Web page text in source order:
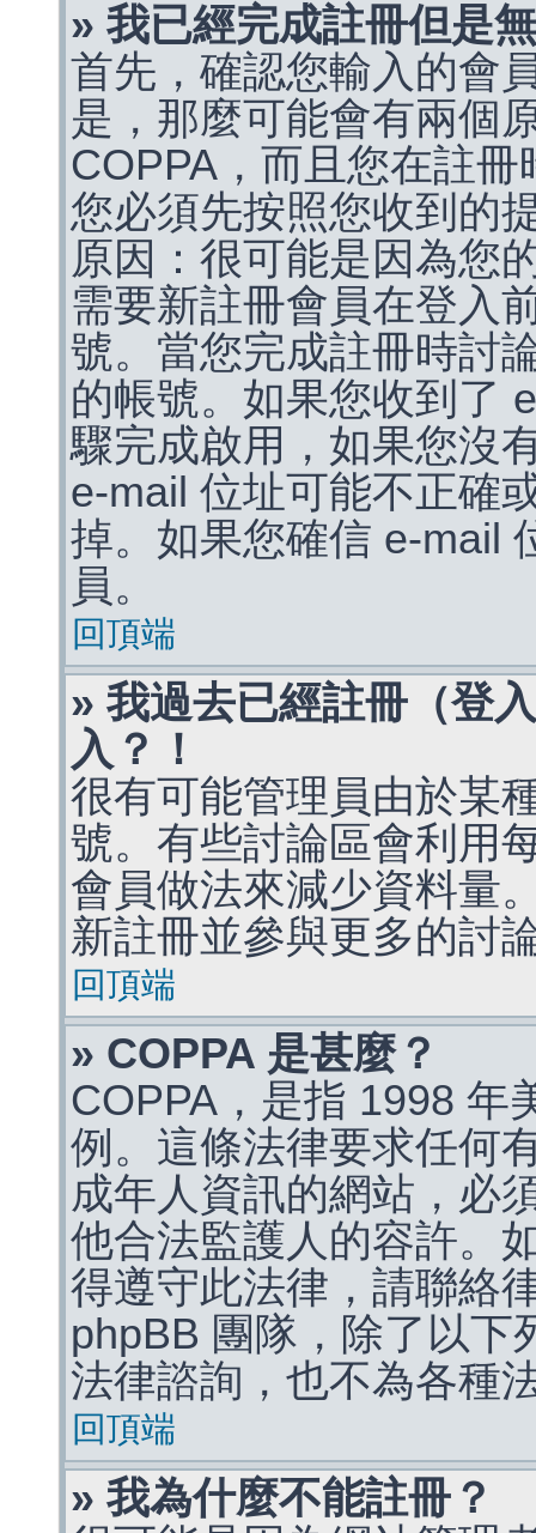
» 我已經完成註冊但是
首先，確認您輸入的會
是，那麼可能會有兩個
COPPA，而且您在註
您必須先按照您收到的
原因：很可能是因為您
需要新註冊會員在登入
號。當您完成註冊時討
的帳號。如果您收到了
驟完成啟用，如果您沒
e-mail 位址可能不正確
掉。如果您確信 e-mail
員。
回頂端
» 我過去已經註冊（登
入？！
很有可能管理員由於某
號。有些討論區會利用
會員做法來減少資料量
新註冊並參與更多的討
回頂端
» COPPA 是甚麼？
COPPA，是指 1998 年
例。這條法律要求任何
成年人資訊的網站，必
他合法監護人的容許。
得遵守此法律，請聯絡
phpBB 團隊，除了以下
法律諮詢，也不為各種
回頂端
» 我為什麼不能註冊？